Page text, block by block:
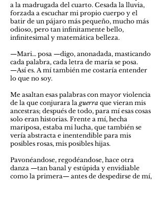
a la madrugada del cuarto. Cesada la lluvia,
forzada a escuchar mi propio cuerpo y el
batir de un pájaro más pequeño, mucho más
odioso, pero tan infinitamente bello,
infinitesimal y matemática belleza.
—Mari… posa —digo, anonadada, masticando
cada palabra, cada letra de maría se posa.
—Así es. A mí también me costaría entender
lo que no soy.
Me asaltan esas palabras con mayor violencia
de la que conjurara la guerra que vieran mis
ancestras; después de todo, para mí esas cosas
solo eran historias. Frente a mí, hecha
mariposa, estaba mi lucha, que también se
vería abstracta e inentendible para mis
posibles rosas, mis posibles hijas.
Pavonéandose, regodéandose, hace otra
danza —tan banal y estúpida y envidiable
como la primera— antes de despedirse de mí,